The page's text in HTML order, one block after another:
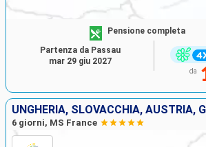
Pensione completa
da
Partenza da Passau
mar 29 giu 2027
UNGHERIA, SLOVACCHIA, AUSTRIA,
6 giorni, MS France